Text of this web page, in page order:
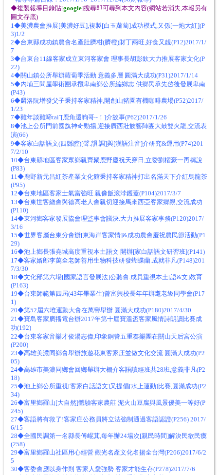
◆複製報導目錄貼[google]搜尋即可尋到本文內容(網站若消失,本報另有
圖文存底)
1◆美濃農會推展[美濃好豆],複製[白玉蘿蔔]成功模式,又係[一炮大紅](P
3)1/2
2◆台東縣成功鎮農會名產肚臍柑(臍橙)財丁兩旺,好食又靚(P12)2017/1/
7
3◆台東台11線客家成立東河客家會 理事長胡彭欽大力推展客家文化(P
22)
4◆關山鎮公所舉辦蘿蔔季活動 意義多層 圓滿大成功(P31)2017/1/14
5◆內埔三間屋學術團承攬卑南鄉公所編鄉志 供鄉民承先啓後發展卑南
(P43)
6◆麟洛阮增發父子秉持客家精神,開創山豬園有機咖啡農場(P52)2017/
1/23
7◆雞年談雞啼taiˇ[鹿角還狗哥~！]介故事(P62)2017/1/26
8◆池上公所門前國旗神奇勁揚,迎接廣西壯族藝陣團大鼓雙火龍,交流表
演(66)
9◆客家白話語文(四縣腔)[聲.韻.調]與[漢語注音]介研究&運用(P74)201
7/2/10
10◆台東縣地區客家眾鄉親齊聚鹿野慶祝天穿日,立委劉櫂豪一再稱說
(P83)
11◆鹿野新元昌紅茶產業文化館秉持客家精神打出名滿天下介紅烏龍茶
(P95)
12◆台東地區客家士氣當強旺.親像飯滾浡鑊蓋(P104)2017/3/7
13◆台東世客總會與德高老人會親切迎接馬來西亞客家鄉親,交流成功
(P110)
14◆東河鄉客家發展協會理監事會議決.大力推展客家事務(P120)2017/
3/16
15◆世界客屬台東分會辦[東海岸客家情]&成功農會慶祝農民節活動(P1
29)
16◆池上鄉長張堯城高度重視本土語文 開辦[家白話語文研習班](P141)
17◆客家婿郎李萬全老師善用生物科技研發蝴蝶蘭.成就非凡(P148)201
7/3/30
18◆文化部第六場[國家語言發展法]公聽會.成員重視本土[語&文]教育
(P163)
19◆台東師範第四屆(43年畢業生)曾富興校長年年辦耄老級同學會(P17
1)
20◆第52屆六堆運動大會在萬巒舉辦.圓滿大成功(P180)2017/4/30
21◆寶島客家廣播電台辦2017年第十屆寶溫盃客家風情詩朗讀比賽成
功(192)
22◆台東客家音樂才俊湯志偉,印象銅管五重奏樂團在關山天后宮公演
(P200)
23◆高雄美濃同鄉會舉辦旅遊花東客家庄並做文化交流 圓滿大成功(P2
05)
24◆高雄市美濃同鄉會回鄉舉辦大棚介客語讀經班共28班,意義非凡(P2
18)
25◆池上鄉公所重視[客家白話語文]又提倡[水上運動]比賽,圓滿成功(P2
34)
26◆富里鄉羅山[大自然]體驗客家農莊 泥火山豆腐與風景優美一等好(P
245)
27◆客語將有救了!客家庄公務員將立法強制通過客語認證(P256) 2017/
6/15
28◆全國民調第一名縣長傅崐萁,每年辦24場次[親民時間]解決民欲民瘼
(258)
29◆富里鄉羅山社區用心經營 觀光名產文化名揚全台灣(P266)2017/6/2
5
30◆客委會應以身作則 客家人愛強勢 客家才能生存(P278)2017/7/6